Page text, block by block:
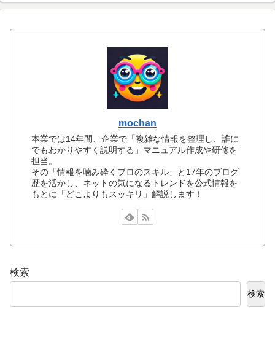
mochan
本業では14年間、企業で「複雑な情報を整理し、誰に
でもわかりやすく説明する」マニュアル作成や研修を
担当。
その「情報を噛み砕くプロのスキル」と17年のブログ
歴を活かし、ネットの気になるトレンドを公式情報を
もとに「どこよりもスッキリ」解説します！
検索
検索